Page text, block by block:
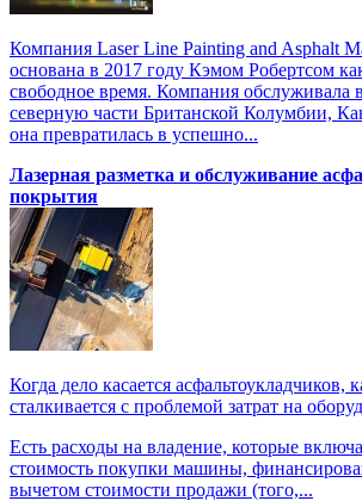
Компания Laser Line Painting and Asphalt
основана в 2017 году Кэмом Робертсом
свободное время. Компания обслуживала
северную части Британской Колумбии,
она превратилась в успешно...
Лазерная разметка и обслуживание
покрытия
Когда дело касается
сталкивается с проблемой затрат на
Есть расходы на владение, которые
стоимость покупки машины,
вычетом стоимости продажи (того,...